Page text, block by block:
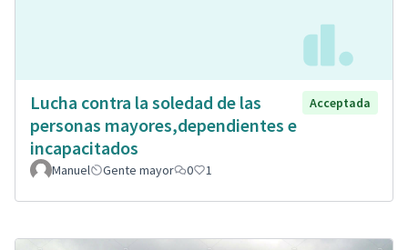
Lucha contra la soledad de las
personas mayores,dependientes e
incapacitados
Acceptada
Manuel Gente mayor 0 1